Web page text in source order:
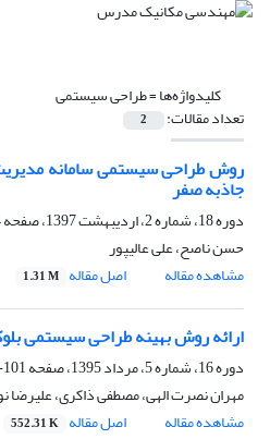
کلیدواژه‌ها =طراحی سیستمی
تعداد مقالات: 2
جاذبه صفر
دوره 18، شماره 2، اردیبهشت 1397، صفحه
حسن ناصح، علی عالیپور
مشاهده مقاله
اصل مقاله 1.31 M
ارائه روش بهینه طراحی سیستمی
دوره 16، شماره 5، مرداد 1395، صفحه
101-110
مهران نصرت الهی، مصطفی ذاکری، علیرضا
مشاهده مقاله
اصل مقاله 552.31 K